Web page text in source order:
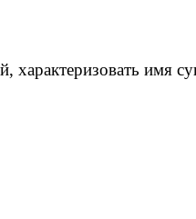
имя